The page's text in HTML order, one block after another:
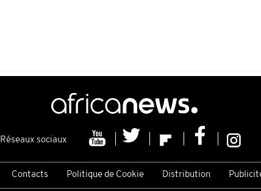
Réseaux sociaux
Contacts Politique de Cookie Distribution